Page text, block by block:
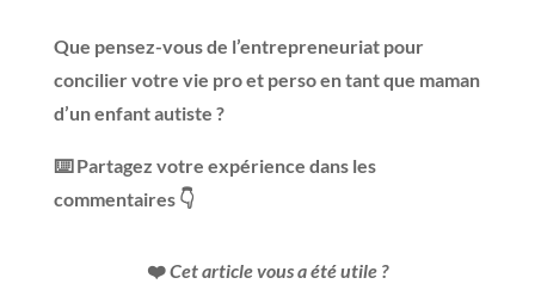
Que pensez-vous de l’entrepreneuriat pour
concilier votre vie pro et perso en tant que maman
d’un enfant autiste ?
⌨️ Partagez votre expérience dans les
commentaires 👇
❤️Cet article vous a été utile ?